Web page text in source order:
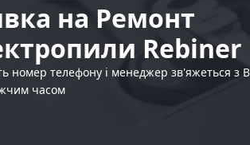
на Ремонт
Rebiner
номер телефону і менеджер зв'яжеться з
часом